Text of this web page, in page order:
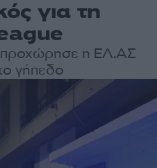
για τη
προχώρησε η ΕΛ.ΑΣ
γήπεδο